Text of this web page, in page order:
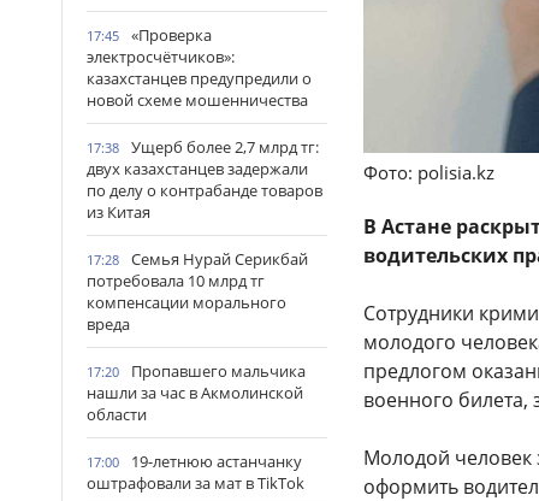
17:45
«Проверка
электросчётчиков»:
казахстанцев предупредили о
новой схеме мошенничества
17:38
Ущерб более 2,7 млрд тг:
двух казахстанцев задержали
по делу о контрабанде товаров
из Китая
17:28
Семья Нурай Серикбай
потребовала 10 млрд тг
компенсации морального
вреда
17:20
Пропавшего мальчика
нашли за час в Акмолинской
области
17:00
19-летнюю астанчанку
оштрафовали за мат в TikTok
Фото: polisia.kz
В Астане
водительских
Сотрудники
молодого
предлогом
военного
Молодой человек
оформить